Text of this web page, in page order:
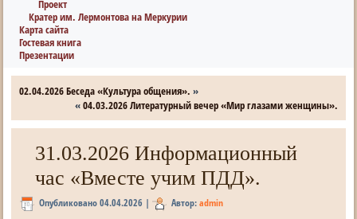
Проект
Кратер им. Лермонтова на Меркурии
Карта сайта
Гостевая книга
Презентации
02.04.2026 Беседа «Культура общения». »
«04.03.2026 Литературный вечер «Мир глазами женщины».
31.03.2026 Информационный
час «Вместе учим ПДД».
Опубликовано 04.04.2026 | Автор: admin